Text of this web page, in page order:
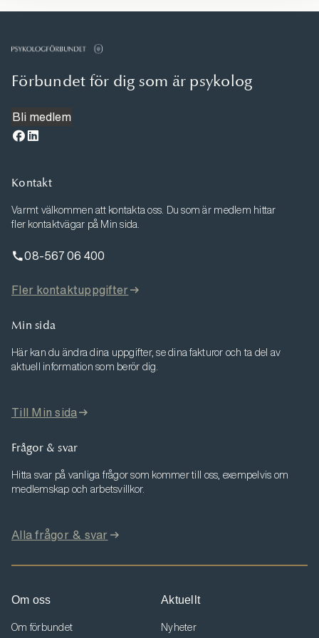
Förbundet för dig som är psykolog
Bli medlem
Kontakt
Varmt välkommen att kontakta oss. Du som är medlem hittar
fler kontaktvägar på Min sida.
08-567 06 400
Fler kontaktuppgifter
Min sida
Här kan du ändra dina uppgifter, se dina fakturor och ta del av
aktuell information som berör dig.
Till Min sida
Frågor & svar
Hitta svar på vanliga frågor som kommer till oss, exempelvis om
medlemskap och arbetsvillkor.
Alla frågor & svar
Om oss
Om förbundet
Aktuellt
Nyheter